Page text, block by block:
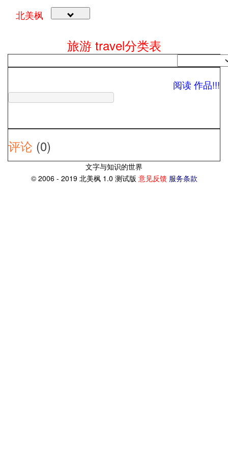
北美枫
旅游 travel分类表
阅读 作品!!!
评论 (0)
文字与知识的世界
© 2006 - 2019 北美枫 1.0 测试版 意见反馈 服务条款